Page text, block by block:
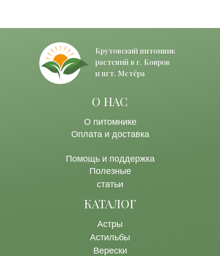
КАТАЛОГ
Крутовский питомник
растений в г. Ковров
и пгт. Мстёра
Астры
Астильбы
Верески
О питомнике
Оплата и доставка
Помощь и поддержка
Полезные
статьи
О НАС